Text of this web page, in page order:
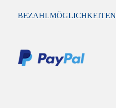
BEZAHLMÖGLICHKEITEN